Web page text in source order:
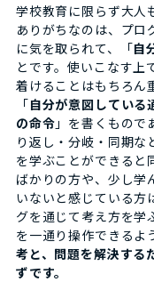
学校教育に限らず大人
ありがちなのは、プロ
に気を取られて、「自
とです。使いこなす上
着けることはもちろん
「自分が意図している
の命令 」を書くもの
り返し・分岐・同期
を学ぶことができると
ばかりの方や、少し学
いないと感じている
グを通じて考え方を
を一通り操作できるよ
考と、問題を解決する
ずです。